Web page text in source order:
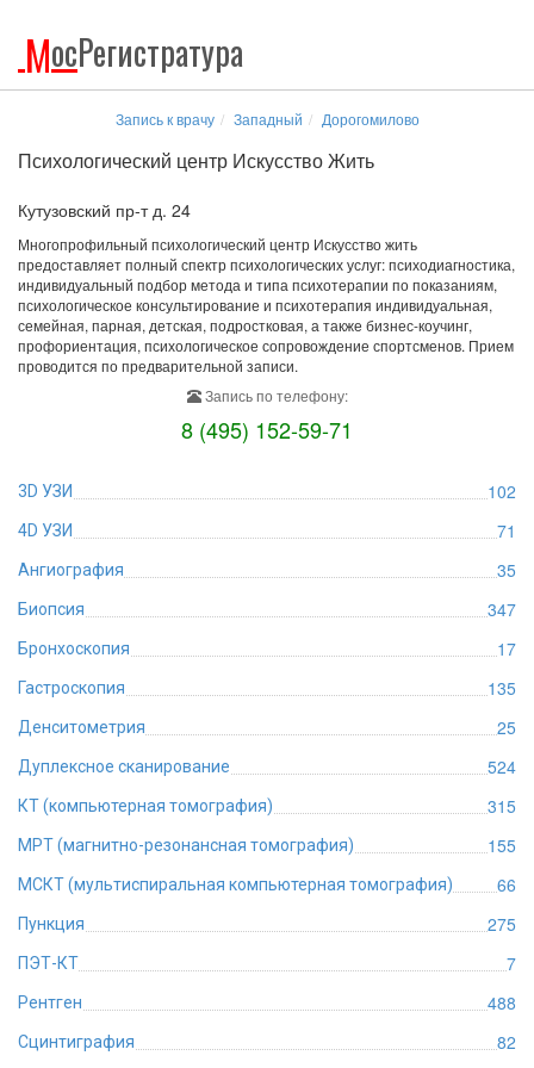
МосРегистратура
Запись к врачу Западный Дорогомилово
Психологический центр Искусство Жить
Кутузовский пр-т д. 24
Многопрофильный психологический центр Искусство жить
предоставляет полный спектр психологических услуг: психодиагностика,
индивидуальный подбор метода и типа психотерапии по показаниям,
психологическое консультирование и психотерапия индивидуальная,
семейная, парная, детская, подростковая, а также бизнес-коучинг,
профориентация, психологическое сопровождение спортсменов. Прием
проводится по предварительной записи.
Запись по телефону:
8 (495) 152-59-71
3D УЗИ 102
4D УЗИ 71
Ангиография 35
Биопсия 347
Бронхоскопия 17
Гастроскопия 135
Денситометрия 25
Дуплексное сканирование 524
КТ (компьютерная томография) 315
МРТ (магнитно-резонансная томография) 155
МСКТ (мультиспиральная компьютерная томография) 66
Пункция 275
ПЭТ-КТ 7
Рентген 488
Сцинтиграфия 82